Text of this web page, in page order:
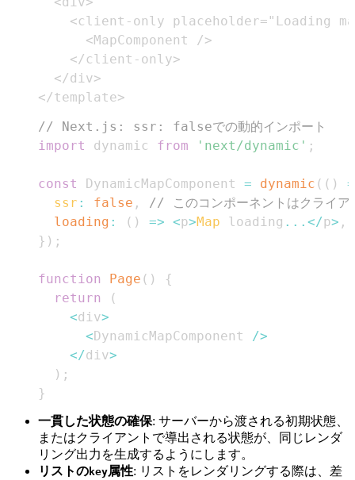
</template>
// Next.js: ssr: falseでの動的インポート
import
dynamic from 'next/dynamic' ;
const DynamicMapComponent = dynamic ( ( )
ssr : false ,
// このコンポーネントはクライア
loading : ( ) => <p>Map loading ... </p> ,
} ) ;
function Page ( )
{
return
(
<div>
<DynamicMapComponent />
</div>
) ;
}
一貫した状態の確保: サーバーから渡される初期状態、
またはクライアントで導出される状態が、同じレンダ
リング出力を生成するようにします。
リストの key属性: リストをレンダリングする際は、差